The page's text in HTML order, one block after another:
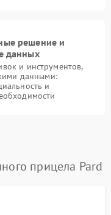
решение и
данных
и инструментов,
данными:
и
прицела Pard